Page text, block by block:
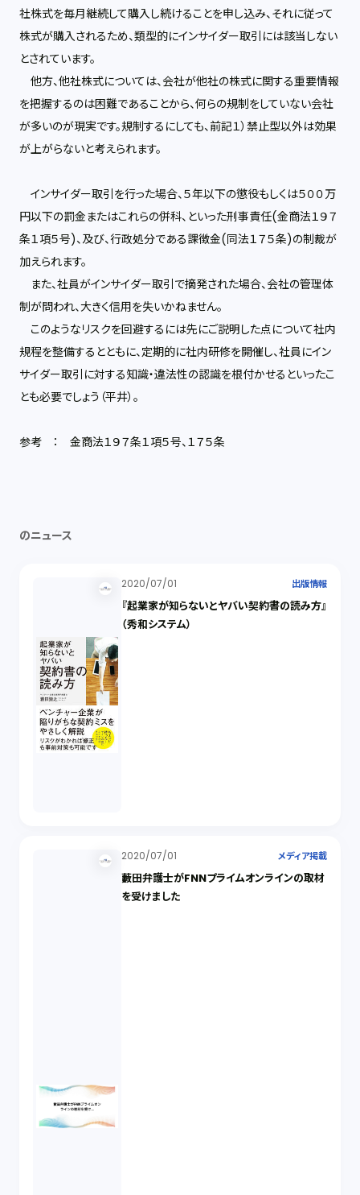
社株式を毎月継続して購入し続けることを申し込み、それに従って
株式が購入されるため、類型的にインサイダー取引には該当しない
とされています。
他方、他社株式については、会社が他社の株式に関する重要情報
を把握するのは困難であることから、何らの規制をしていない会社
が多いのが現実です。規制するにしても、前記１）禁止型以外は効果
が上がらないと考えられます。
インサイダー取引を行った場合、５年以下の懲役もしくは５００万
円以下の罰金またはこれらの併科、といった刑事責任(金商法１９７
条１項５号)、及び、行政処分である課徴金(同法１７５条)の制裁が
加えられます。
また、社員がインサイダー取引で摘発された場合、会社の管理体
制が問われ、大きく信用を失いかねません。
このようなリスクを回避するには先にご説明した点について社内
規程を整備するとともに、定期的に社内研修を開催し、社員にイン
サイダー取引に対する知識・違法性の認識を根付かせるといったこ
とも必要でしょう（平井）。
参考 ： 金商法１９７条１項５号、１７５条
のニュース
2020/07/01 出版情報
『起業家が知らないとヤバい契約書の読み方』
（秀和システム）
2020/07/01 メディア掲載
藪田弁護士がFNNプライムオンラインの取材
を受けました